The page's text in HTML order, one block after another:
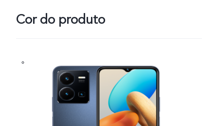
Portugal | Selecionar país/região
Cor do produto